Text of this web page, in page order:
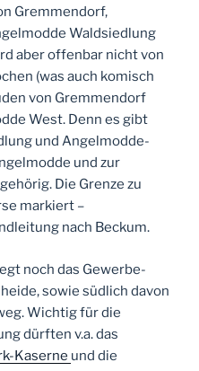
Gremmendorf,
Waldsiedlung
aber offenbar nicht von
(was auch komisch
von Gremmendorf
West. Denn es gibt
und Angelmodde-
und zur
Die Grenze zu
markiert –
nach Beckum.
noch das Gewerbe-
sowie südlich davon
Wichtig für die
dürften v.a. das
Kaserne und die